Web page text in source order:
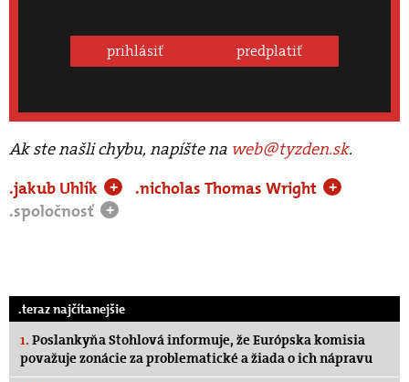
prihlásiť predplatiť
Ak ste našli chybu, napíšte na web@tyzden.sk.
.jakub Uhlík
+ .nicholas Thomas Wright +
.spoločnosť +
.teraz najčítanejšie
1. Poslankyňa Stohlová informuje, že Európska komisia
považuje zonácie za problematické a žiada o ich nápravu